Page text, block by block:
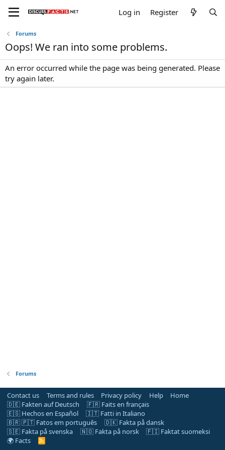
Log in Register
Forums
Oops! We ran into some problems.
An error occurred while the page was being generated. Please
try again later.
Forums
Contact us Terms and rules Privacy policy Help
Home
🇩🇪 Fakten auf Deutsch
🇫🇷 Faits en français
🇪🇸 Hechos en Español
🇮🇹 Fatti in Italiano
🇧🇷 🇵🇹 Fatos em português
🇩🇰 Fakta på dansk
🇸🇪 Fakta på svenska
🇳🇴 Fakta på norsk
🇫🇮 Faktat suomeksi
🌍 Facts
R